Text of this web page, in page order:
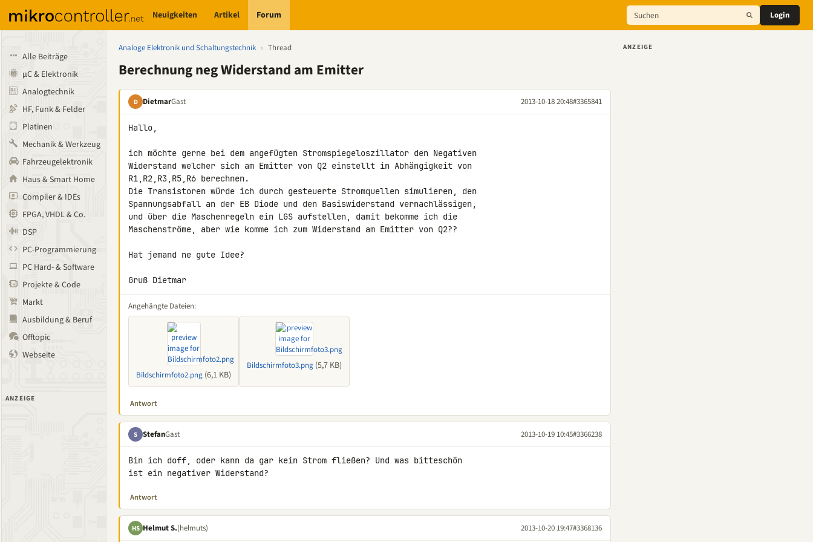
Neuigkeiten Artikel Forum Login
Alle Beiträge
µC & Elektronik
Analogtechnik
HF, Funk & Felder
Platinen
Mechanik & Werkzeug
Fahrzeugelektronik
Haus & Smart Home
Compiler & IDEs
FPGA, VHDL & Co.
DSP
PC-Programmierung
PC Hard- & Software
Projekte & Code
Markt
Ausbildung & Beruf
Offtopic
Webseite
ANZEIGE
Analoge Elektronik und Schaltungstechnik › Thread
Berechnung neg Widerstand am Emitter
D DietmarGast 2013-10-18 20:48#3365841
Hallo,
ich möchte gerne bei dem angefügten Stromspiegeloszillator den Negativen
Widerstand welcher sich am Emitter von Q2 einstellt in Abhängigkeit von
R1,R2,R3,R5,R6 berechnen.
Die Transistoren würde ich durch gesteuerte Stromquellen simulieren, den
Spannungsabfall an der EB Diode und den Basiswiderstand vernachlässigen,
und über die Maschenregeln ein LGS aufstellen, damit bekomme ich die
Maschenströme, aber wie komme ich zum Widerstand am Emitter von Q2??
Hat jemand ne gute Idee?
Gruß Dietmar
Angehängte Dateien:
Bildschirmfoto2.png (6,1 KB)
Bildschirmfoto3.png (5,7 KB)
Antwort
S StefanGast 2013-10-19 10:45#3366238
Bin ich doff, oder kann da gar kein Strom fließen? Und was bitteschön
ist ein negativer Widerstand?
Antwort
HS Helmut S.(helmuts) 2013-10-20 19:47#3368136
ANZEIGE